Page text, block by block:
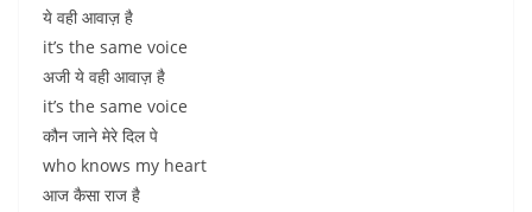
ये वही आवाज़ है
it’s the same voice
अजी ये वही आवाज़ है
it’s the same voice
कौन जाने मेरे दिल पे
who knows my heart
आज कैसा राज है